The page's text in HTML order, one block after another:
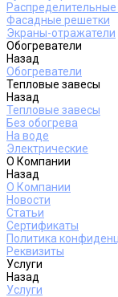
Распределительные
Фасадные решетки
Экраны-отражатели
Обогреватели
Назад
Обогреватели
Тепловые завесы
Назад
Тепловые завесы
Без обогрева
На воде
Электрические
О Компании
Назад
О Компании
Новости
Статьи
Сертификаты
Политика
Реквизиты
Услуги
Назад
Услуги